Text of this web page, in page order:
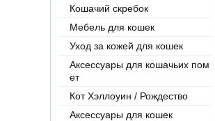
Кошачий скребок
Мебель для кошек
Уход за кожей для кошек
Аксессуары для кошачьих пом
ет
Кот Хэллоуин / Рождество
Аксессуары для кошек